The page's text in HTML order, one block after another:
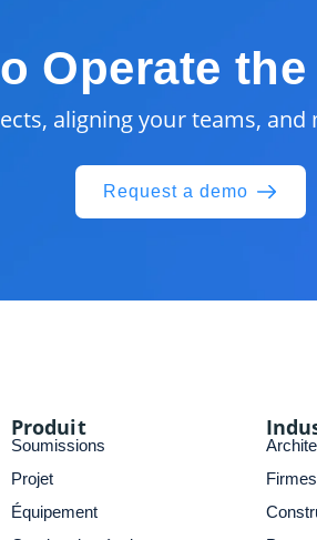
Operate
aligning your teams,
Request a demo
Produit
Soumissions
Projet
Équipement